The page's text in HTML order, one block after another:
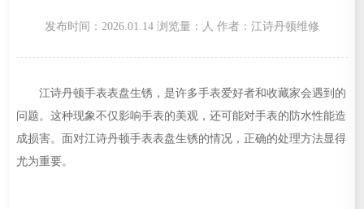
发布时间：2026.01.14 浏览量： 人 作者：江诗丹顿维修
江诗丹顿手表表盘生锈，是许多手表爱好者和收藏家会遇到的
问题。这种现象不仅影响手表的美观，还可能对手表的防水性能造
成损害。面对江诗丹顿手表表盘生锈的情况，正确的处理方法显得
尤为重要。